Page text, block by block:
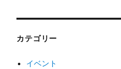
カテゴリー
イベント